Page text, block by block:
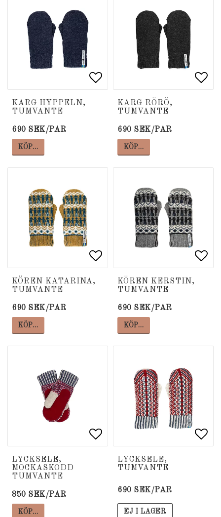
Lägg till i
Lägg till i
KARG HYPPELN,
TUMVANTE
690 SEK/PAR
KÖP…
KARG RÖRÖ,
TUMVANTE
690 SEK/PAR
KÖP…
Lägg till i
Lägg till i
KÖREN KATARINA,
TUMVANTE
690 SEK/PAR
KÖP…
KÖREN KERSTIN,
TUMVANTE
690 SEK/PAR
KÖP…
Lägg till i
Lägg till i
LYCKSELE,
MOCKASKODD
TUMVANTE
850 SEK/PAR
KÖP…
LYCKSELE,
TUMVANTE
690 SEK/PAR
EJ I LAGER